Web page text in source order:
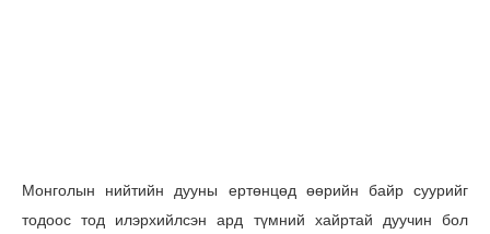
Монголын нийтийн дууны ертөнцөд өөрийн байр суурийг
тодоос тод илэрхийлсэн ард түмний хайртай дуучин бол